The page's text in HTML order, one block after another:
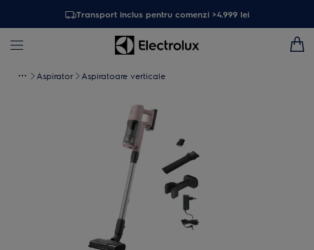
Transport inclus pentru comenzi >4.999 lei
Aspirator Aspiratoare verticale